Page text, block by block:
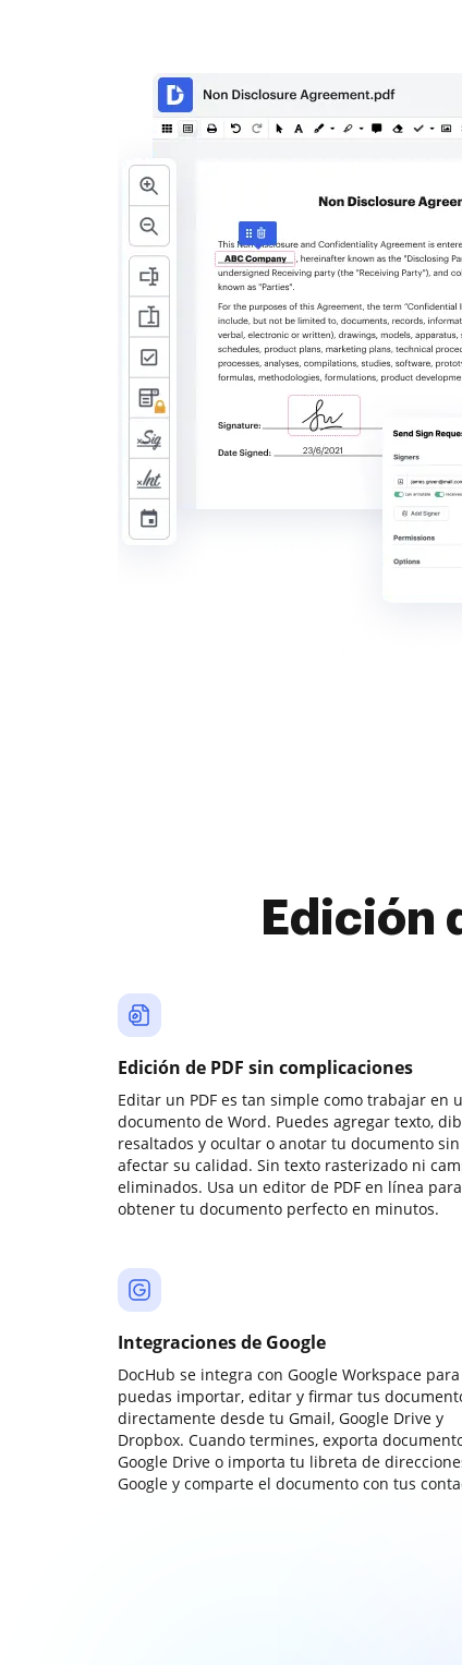
Edición
Edición de PDF sin complicaciones
Editar un PDF es tan simple como trabajar en
documento de Word. Puedes agregar texto,
resaltados y ocultar o anotar tu documento sin
afectar su calidad. Sin texto rasterizado ni
eliminados. Usa un editor de PDF en línea para
obtener tu documento perfecto en minutos.
Integraciones de Google
DocHub se integra con Google Workspace
puedas importar, editar y firmar tus
directamente desde tu Gmail, Google Drive y
Dropbox. Cuando termines, exporta
Google Drive o importa tu libreta de
Google y comparte el documento con tus